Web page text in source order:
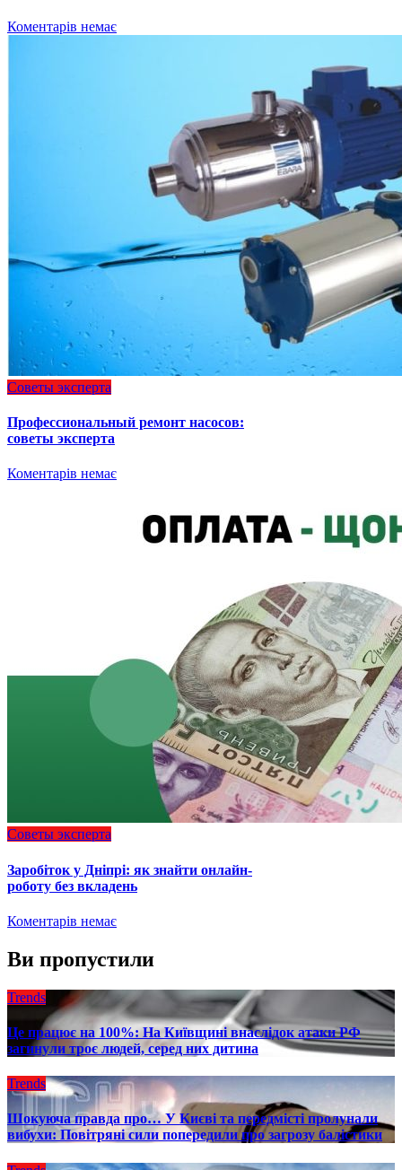
Коментарів немає
Советы эксперта
Профессиональный ремонт насосов:
советы эксперта
Коментарів немає
Советы эксперта
Заробіток у Дніпрі: як знайти онлайн-
роботу без вкладень
Коментарів немає
Ви пропустили
Trends
Це працює на 100%: На Київщині внаслідок атаки РФ
загинули троє людей, серед них дитина
Trends
Шокуюча правда про… У Києві та передмісті пролунали
вибухи: Повітряні сили попередили про загрозу балістики